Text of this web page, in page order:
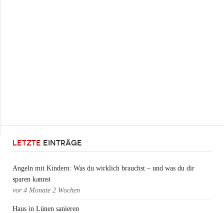
LETZTE EINTRÄGE
Angeln mit Kindern: Was du wirklich brauchst – und was du dir
sparen kannst
vor 4 Monate 2 Wochen
Haus in Lünen sanieren